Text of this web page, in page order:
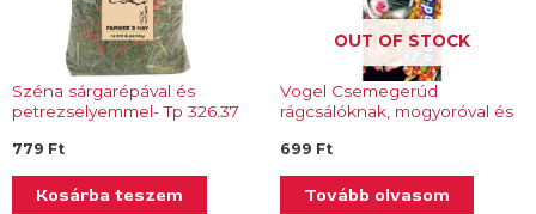
Széna sárgarépával és
petrezselyemmel- Tp 326.37
779 Ft
Kosárba teszem
OUT OF STOCK
Vogel Csemegerúd
rágcsálóknak, mogyoróval és
699 Ft
Tovább olvasom